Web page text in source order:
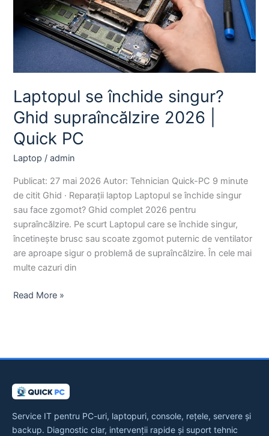
Laptopul se închide singur?
Ghid supraîncălzire 2026 |
Quick PC
Laptop /admin
Publicat: 27 mai 2026 Autor: Tehnician Quick-PC 9 minute
de citit Ghid · Reparații laptop Laptopul se închide singur
sau face zgomot? Ghid complet 2026 pentru
supraîncălzire. Pe scurt Laptopul care se închide singur,
încetinește brusc sau scoate zgomot puternic de ventilator
are aproape sigur o problemă de supraîncălzire. În cele mai
multe cazuri din
Quick
PC
Read More »
Service IT pentru PC-uri, laptopuri, console, rețele, servere și
backup. Diagnostic clar, intervenții rapide și suport tehnic